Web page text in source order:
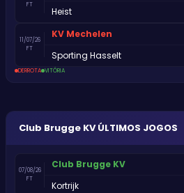
FT
Heist
11/07/26
FT
KV Mechelen
Sporting Hasselt
DERROTA VITÓRIA
Club Brugge KV ÚLTIMOS JOGOS
07/08/26
FT
Club Brugge KV
Kortrijk